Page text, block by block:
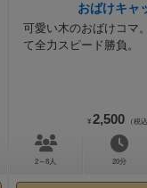
おばけキャ
可愛い木のおばけコマ
て全力スピード勝負。
¥ 2,500 （税
2～8人 20分